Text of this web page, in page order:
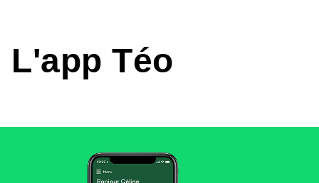
L'app Téo